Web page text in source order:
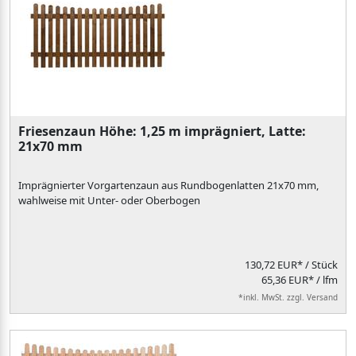
Friesenzaun Höhe: 1,25 m imprägniert, Latte:
21x70 mm
Imprägnierter Vorgartenzaun aus Rundbogenlatten 21x70 mm,
wahlweise mit Unter- oder Oberbogen
130,72 EUR*/ Stück
65,36 EUR* / lfm
*inkl. MwSt. zzgl. Versand